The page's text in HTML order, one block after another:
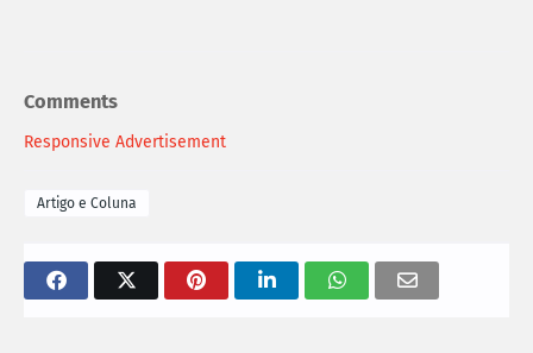
Comments
Responsive Advertisement
Artigo e Coluna